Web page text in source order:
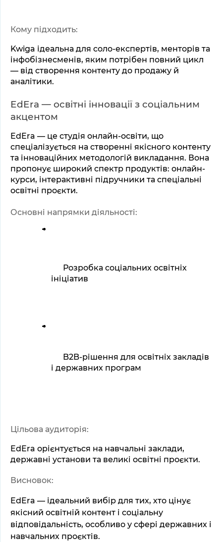
Кому підходить:
Kwiga ідеальна для соло-експертів, менторів та
інфобізнесменів, яким потрібен повний цикл
— від створення контенту до продажу й
аналітики.
EdEra — освітні інновації з соціальним
акцентом
EdEra — це студія онлайн-освіти, що
спеціалізується на створенні якісного контенту
та інноваційних методологій викладання. Вона
пропонує широкий спектр продуктів: онлайн-
курси, інтерактивні підручники та спеціальні
освітні проєкти.
Основні напрямки діяльності:
Розробка соціальних освітніх
ініціатив
B2B-рішення для освітніх закладів
і державних програм
Цільова аудиторія:
EdEra орієнтується на навчальні заклади,
державні установи та великі освітні проєкти.
Висновок:
EdEra — ідеальний вибір для тих, хто цінує
якісний освітній контент і соціальну
відповідальність, особливо у сфері державних і
навчальних проєктів.